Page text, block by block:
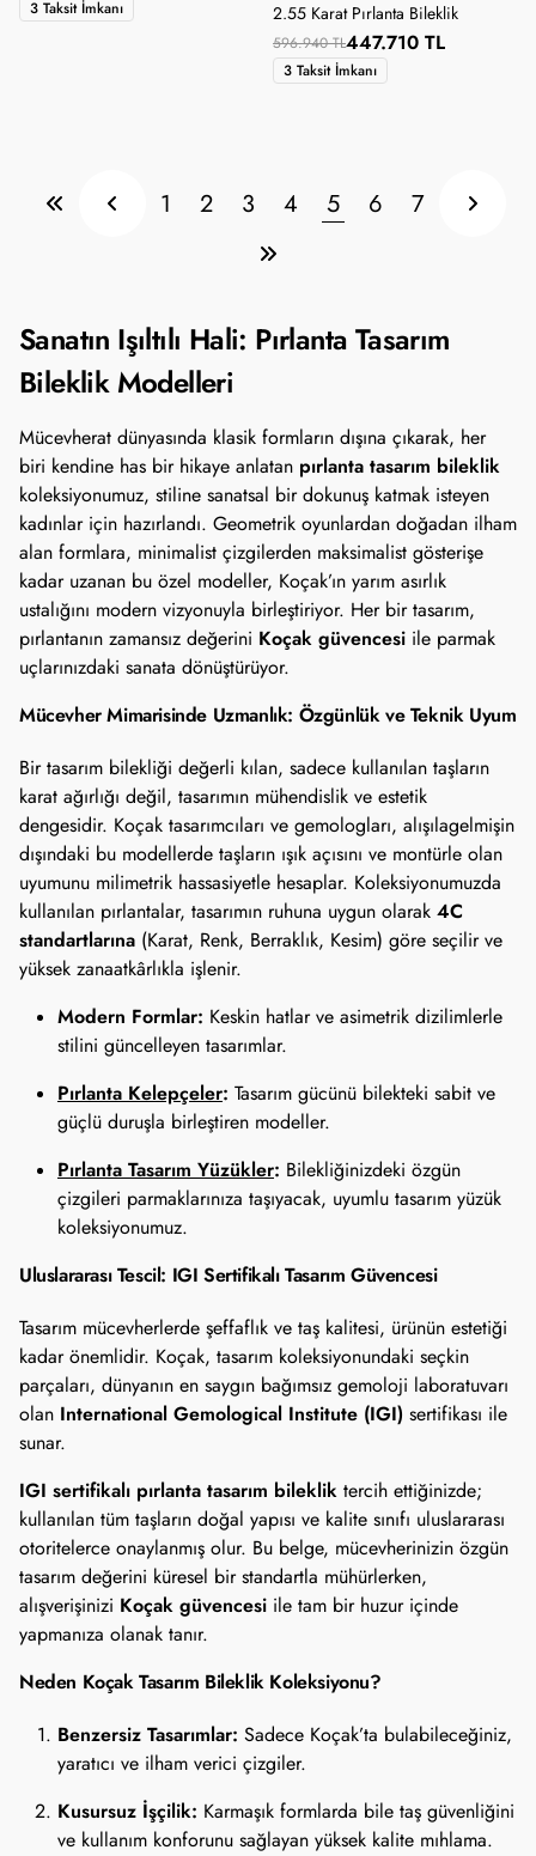
3 Taksit İmkanı 2.55 Karat Pırlanta Bileklik
596.940 TL447.710 TL
3 Taksit İmkanı
1 2 3 4 5 6 7
Sanatın Işıltılı Hali: Pırlanta Tasarım
Bileklik Modelleri
Mücevherat dünyasında klasik formların dışına çıkarak, her
biri kendine has bir hikaye anlatan pırlanta tasarım bileklik
koleksiyonumuz, stiline sanatsal bir dokunuş katmak isteyen
kadınlar için hazırlandı. Geometrik oyunlardan doğadan ilham
alan formlara, minimalist çizgilerden maksimalist gösterişe
kadar uzanan bu özel modeller, Koçak’ın yarım asırlık
ustalığını modern vizyonuyla birleştiriyor. Her bir tasarım,
pırlantanın zamansız değerini Koçak güvencesi ile parmak
uçlarınızdaki sanata dönüştürüyor.
Mücevher Mimarisinde Uzmanlık: Özgünlük ve Teknik Uyum
Bir tasarım bilekliği değerli kılan, sadece kullanılan taşların
karat ağırlığı değil, tasarımın mühendislik ve estetik
dengesidir. Koçak tasarımcıları ve gemologları, alışılagelmişin
dışındaki bu modellerde taşların ışık açısını ve montürle olan
uyumunu milimetrik hassasiyetle hesaplar. Koleksiyonumuzda
kullanılan pırlantalar, tasarımın ruhuna uygun olarak 4C
standartlarına (Karat, Renk, Berraklık, Kesim) göre seçilir ve
yüksek zanaatkârlıkla işlenir.
Modern Formlar: Keskin hatlar ve asimetrik dizilimlerle
stilini güncelleyen tasarımlar.
Pırlanta Kelepçeler: Tasarım gücünü bilekteki sabit ve
güçlü duruşla birleştiren modeller.
Pırlanta Tasarım Yüzükler: Bilekliğinizdeki özgün
çizgileri parmaklarınıza taşıyacak, uyumlu tasarım yüzük
koleksiyonumuz.
Uluslararası Tescil: IGI Sertifikalı Tasarım Güvencesi
Tasarım mücevherlerde şeffaflık ve taş kalitesi, ürünün estetiği
kadar önemlidir. Koçak, tasarım koleksiyonundaki seçkin
parçaları, dünyanın en saygın bağımsız gemoloji laboratuvarı
olan International Gemological Institute (IGI) sertifikası ile
sunar.
IGI sertifikalı pırlanta tasarım bileklik tercih ettiğinizde;
kullanılan tüm taşların doğal yapısı ve kalite sınıfı uluslararası
otoritelerce onaylanmış olur. Bu belge, mücevherinizin özgün
tasarım değerini küresel bir standartla mühürlerken,
alışverişinizi Koçak güvencesi ile tam bir huzur içinde
yapmanıza olanak tanır.
Neden Koçak Tasarım Bileklik Koleksiyonu?
Benzersiz Tasarımlar: Sadece Koçak’ta bulabileceğiniz,
yaratıcı ve ilham verici çizgiler.
Kusursuz İşçilik: Karmaşık formlarda bile taş güvenliğini
ve kullanım konforunu sağlayan yüksek kalite mıhlama.